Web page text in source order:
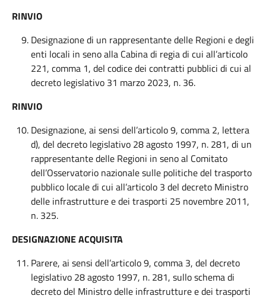
RINVIO
Designazione di un rappresentante delle Regioni e degli
enti locali in seno alla Cabina di regia di cui all’articolo
221, comma 1, del codice dei contratti pubblici di cui al
decreto legislativo 31 marzo 2023, n. 36.
RINVIO
Designazione, ai sensi dell’articolo 9, comma 2, lettera
d), del decreto legislativo 28 agosto 1997, n. 281, di un
rappresentante delle Regioni in seno al Comitato
dell’Osservatorio nazionale sulle politiche del trasporto
pubblico locale di cui all’articolo 3 del decreto Ministro
delle infrastrutture e dei trasporti 25 novembre 2011,
n. 325.
DESIGNAZIONE ACQUISITA
Parere, ai sensi dell’articolo 9, comma 3, del decreto
legislativo 28 agosto 1997, n. 281, sullo schema di
decreto del Ministro delle infrastrutture e dei trasporti